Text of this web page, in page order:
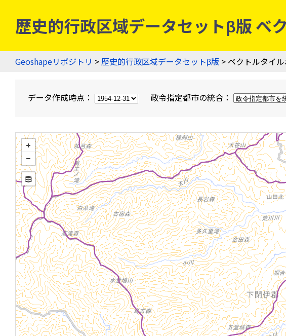
歴史的行政区域データセットβ版 ベ
Geoshapeリポジトリ >歴史的行政区域データセットβ版 > ベクトルタイ
データ作成時点： 政令指定都市の統合：